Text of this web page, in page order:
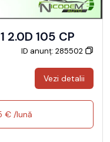
2.0D 105 CP
ID anunț: 285502
Vezi detalii
€ /lună